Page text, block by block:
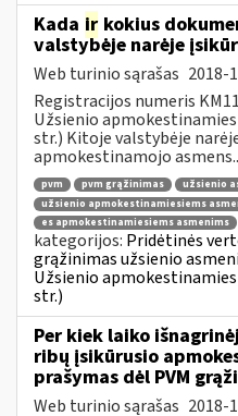
Kada ir kokius
valstybėje narėje
Web turinio sąrašas 2018-
Registracijos numeris
Užsienio
str.) Kitoje valstybėje
apmokestinamojo
pvm pvm grąžinimas
užsienio
užsienio apmokestinamiesiems
es apmokestinamiesiems asmenims
kategorijos: Pridėtinės
grąžinimas užsienio
Užsienio
str.)
Per kiek laiko
ribų įsikūrusio
prašymas dėl PVM
Web turinio sąrašas 2018-